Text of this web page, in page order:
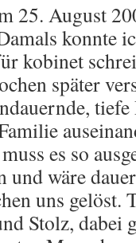
25. August
konnte
kobinet
später
es so
und wäre
uns gelöst.
Stolz, dabei